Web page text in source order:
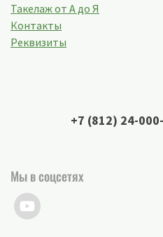
Такелаж от А до Я
Контакты
Реквизиты
+7 (812) 24-
Мы в соцсетях